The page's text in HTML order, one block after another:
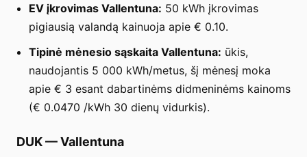
EV įkrovimas Vallentuna: 50 kWh įkrovimas
pigiausią valandą kainuoja apie € 0.10.
Tipinė mėnesio sąskaita Vallentuna: ūkis,
naudojantis 5 000 kWh/metus, šį mėnesį moka
apie € 3 esant dabartinėms didmeninėms kainoms
(€ 0.0470 /kWh 30 dienų vidurkis).
DUK—Vallentuna